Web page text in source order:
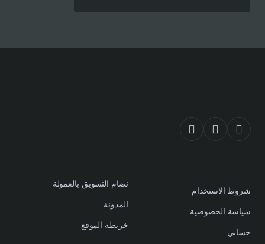
شروط الاستخدام
سياسة الخصوصية
حسابي
نضام التسويق بالعمولة
المدونة
خريطة الموقع